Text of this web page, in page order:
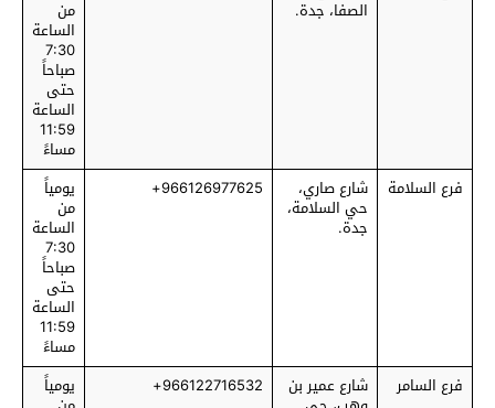
الصفا، جدة. من
الساعة
7:30
صباحاً
حتى
الساعة
11:59
مساءً
فرع السلامة
شارع صاري،
حي السلامة،
جدة.
966126977625+ يومياً
من
الساعة
7:30
صباحاً
حتى
الساعة
11:59
مساءً
فرع السامر
شارع عمير بن 966122716532+ يومياً